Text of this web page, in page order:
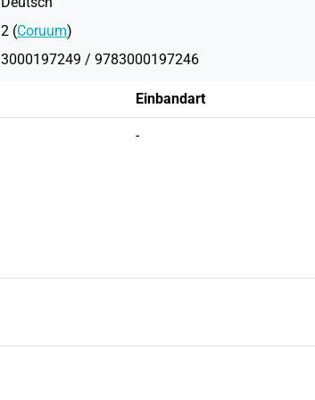
2 (Coruum)
3000197249 / 9783000197246
Einbandart
-